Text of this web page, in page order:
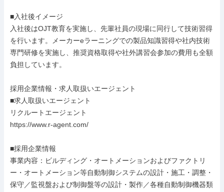
■入社後イメージ
入社後はOJT教育を実施し、先輩社員の現場に同行して技術習得
を行います。メーカーeラーニングでの製品知識習得や社内技術
専門研修を実施し、推奨資格取得や社外講習会参加の費用も全額
負担しています。
採用企業情報・求人取扱いエージェント
■求人取扱いエージェント
リクルートエージェント
https://www.r-agent.com/
■採用企業情報
事業内容：ビルディング・オートメーションおよびファクトリ
ー・オートメーション等自動制御システムの設計・施工・調整・
保守／監視盤および制御盤等の設計・製作／各種自動制御機器類